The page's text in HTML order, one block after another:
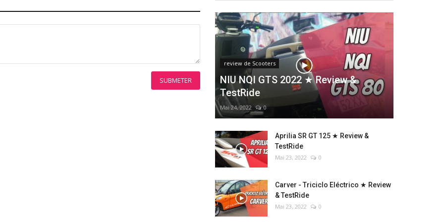
SUBMETER
review de Scooters
NIU NQI GTS 2022 ★ Review &
TestRide
Mai 24, 2022 0
Aprilia SR GT 125 ★ Review &
TestRide
Mai 23, 2022 0
Carver - Triciclo Eléctrico ★ Review
& TestRide
Mai 23, 2022 0